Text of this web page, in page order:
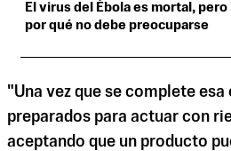
El virus del Ébola es mortal, pero
por qué no debe preocuparse
"Una vez que se complete
preparados para actuar con
aceptando que un producto